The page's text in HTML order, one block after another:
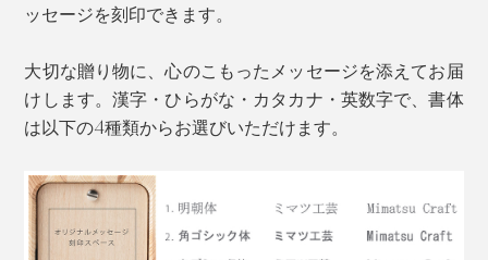
杉本来の色合いである、赤い芯材と白い辺材のグラデー
ションを、職人たちが、巧みに組み上げた模様は、なん
とも美しい。
『NENRIN CLOCK』の模様は、古来から縁起がいいと
される「吉祥文様」。「YAGASURI（矢絣）」と
「HAMON（波紋）」の2種類です。
ッセージを刻印できます。
大切な贈り物に、心のこもったメッセージを添えてお届
けします。漢字・ひらがな・カタカナ・英数字で、書体
は以下の4種類からお選びいただけます。